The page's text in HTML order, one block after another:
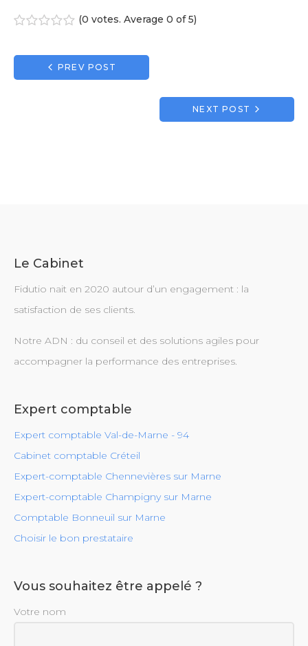
(0 votes. Average 0 of 5)
Navigation
de
PREV POST
NEXT POST
Le Cabinet
Fidutio nait en 2020 autour d’un engagement : la
satisfaction de ses clients.
Notre ADN : du conseil et des solutions agiles pour
accompagner la performance des entreprises.
Expert comptable
Expert comptable Val-de-Marne - 94
Cabinet comptable Créteil
Expert-comptable Chennevières sur Marne
Expert-comptable Champigny sur Marne
Comptable Bonneuil sur Marne
Choisir le bon prestataire
Vous souhaitez être appelé ?
Votre nom